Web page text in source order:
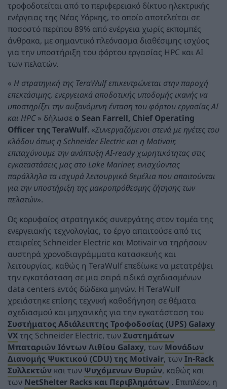
τροφοδοτείται από το περιφερειακό δίκτυο ηλεκτρικής
ενέργειας της Νέας Υόρκης, το οποίο αποτελείται σε
ποσοστό περίπου 89% από ενέργεια χωρίς εκπομπές
άνθρακα, με σημαντικό πλεόνασμα διαθέσιμης ισχύος
για την υποστήριξη του φόρτου εργασίας HPC και AI
των πελατών.
« Η στρατηγική της TeraWulf επικεντρώνεται στην παροχή
επεκτάσιμης, ενεργειακά αποδοτικής υποδομής ικανής να
υποστηρίξει την αυξανόμενη ένταση του φόρτου εργασίας AI
και HPC» δήλωσε ο Sean Farrell, Chief Operating
Officer της TeraWulf. «Συνεργαζόμενοι στενά με ηγέτες του
κλάδου όπως η Schneider Electric και η Motivair,
επιταχύνουμε την ανάπτυξη AI-ready χωρητικότητας στις
εγκαταστάσεις μας στο Lake Mariner, ενισχύοντας
παράλληλα τα ισχυρά λειτουργικά θεμέλια που απαιτούνται
για την υποστήριξη της μακροπρόθεσμης ζήτησης των
πελατών».
Ως κορυφαίος στρατηγικός συνεργάτης στον τομέα της
ενεργειακής τεχνολογίας, το έργο απαιτούσε από τις
εταιρείες Schneider Electric και Motivair να τηρήσουν
αυστηρά χρονοδιαγράμματα κατασκευής και
λειτουργίας, καθώς η TeraWulf επεδίωκε να μετατρέψει
την εγκατάσταση σε μια σειρά ειδικά σχεδιασμένων
data centers εντός δώδεκα μηνών. Η TeraWulf
χρειάστηκε επίσης τεχνική καθοδήγηση σε θέματα
σχεδιασμού και μηχανικής για την εγκατάσταση του
Συστήματος Αδιάλειπτης Τροφοδοσίας (UPS) Galaxy
VXτης Schneider Electric, τωνΣυστημάτων
Μπαταριών Ιόντων Λιθίου Galaxy, των Μονάδων
Διανομής Ψυκτικού (CDU) της Motivair, τωνIn-Rack
Συλλεκτών και των Ψυχόμενων Θυρών, καθώς και
των NetShelter Racks και Περιβλημάτων . Επιπλέον, η